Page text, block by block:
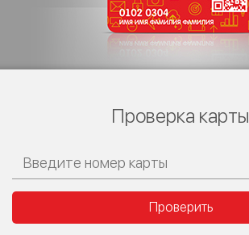
Проверка карты